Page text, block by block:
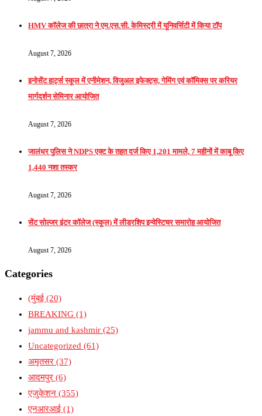
HMV कॉलेज की छात्रा ने एम.एस.सी. केमिस्ट्री में यूनिवर्सिटी में किया टॉप
August 7, 2026
इनोसेंट हार्ट्स स्कूल में एनीमेशन, विजुअल इफेक्ट्स, गेमिंग एवं कॉमिक्स पर करियर
मार्गदर्शन सेमिनार आयोजित
August 7, 2026
जालंधर पुलिस ने NDPS एक्ट के तहत दर्ज किए 1,201 मामले, 7 महीनों में काबू किए
1,440 नशा तस्कर
August 7, 2026
सेंट सोल्जर इंटर कॉलेज (स्कूल) में लीडरशिप इन्वेस्टिचर समारोह आयोजित
August 7, 2026
Categories
(मुंबई (20)
BREAKING (1)
jammu and kashmir (25)
Uncategorized (61)
अमृतसर (37)
आदमपुर (6)
एजुकेशन (355)
एनआरआई (1)